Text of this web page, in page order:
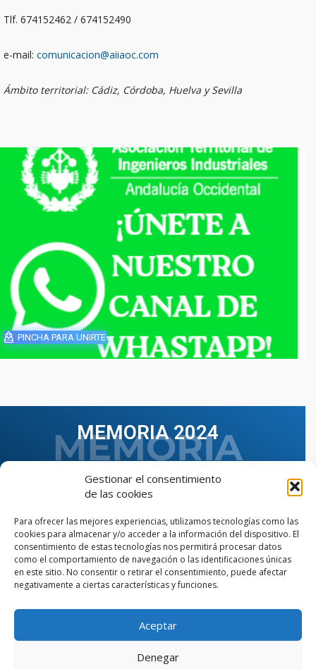
Gestionar el consentimiento
de las cookies
Para ofrecer las mejores experiencias, utilizamos tecnologías como las
cookies para almacenar y/o acceder a la información del dispositivo. El
consentimiento de estas tecnologías nos permitirá procesar datos
como el comportamiento de navegación o las identificaciones únicas
en este sitio. No consentir o retirar el consentimiento, puede afectar
negativamente a ciertas características y funciones.
Aceptar
Denegar
Tlf. 674152462 / 674152490
e-mail: comunicacion@aiiaoc.com
Ámbito territorial: Cádiz, Córdoba, Huelva y Sevilla
PINCHA PARA UNIRTE
MEMORIA 2024
VER TODAS LAS MEMORIAS